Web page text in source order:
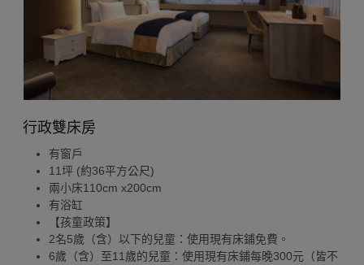
行政雙床房
有窗戶
11坪 (約36平方公尺)
兩小床110cm x200cm
有浴缸
【孩童政策】
2名5歲（含）以下的兒童：使用現有床鋪免費。
6歲（含）至11歲的兒童：使用現有床鋪每晚300元（皆不